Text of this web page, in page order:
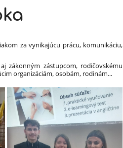
za vynikajúcu prácu, komunikáciu,
zákonným zástupcom, rodičovskému
organizáciám, osobám, rodinám...